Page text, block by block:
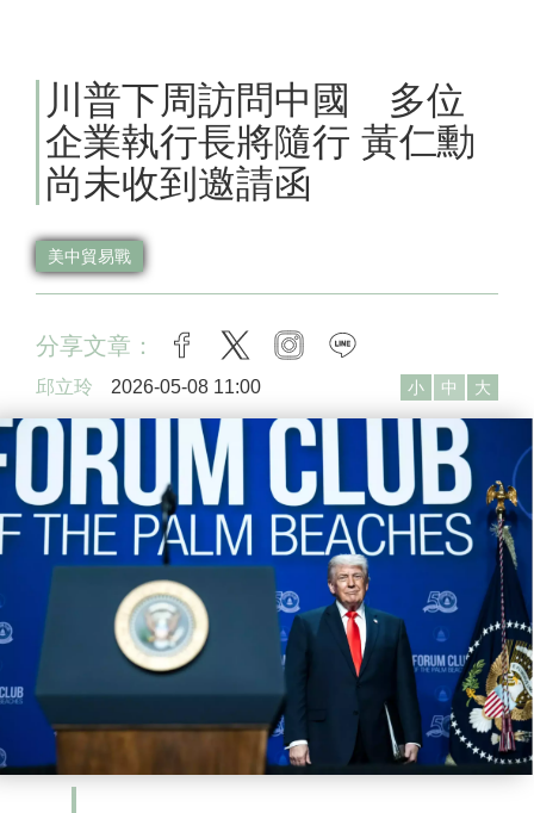
川普下周訪問中國 多位
企業執行長將隨行 黃仁勳
尚未收到邀請函
美中貿易戰
分享文章： facebook
twitter instagram
邱立玲 2026-05-08 11:00 小 中 大